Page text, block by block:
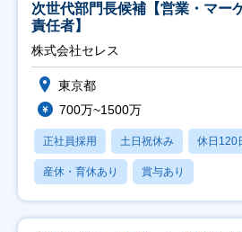
次世代部門長候補【営業・マー
責任者】
株式会社セレス
東京都
700万~1500万
正社員採用 土日祝休み 休日120
産休・育休あり 賞与あり